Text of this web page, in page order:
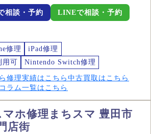
相談・予約 LINEで相談・予約
修理
iPad修理
用可
Nintendo Switch修理
修理実績はこちら 中古買取はこちら
コラム一覧はこちら
ホ修理まちスマ 豊田市
店街